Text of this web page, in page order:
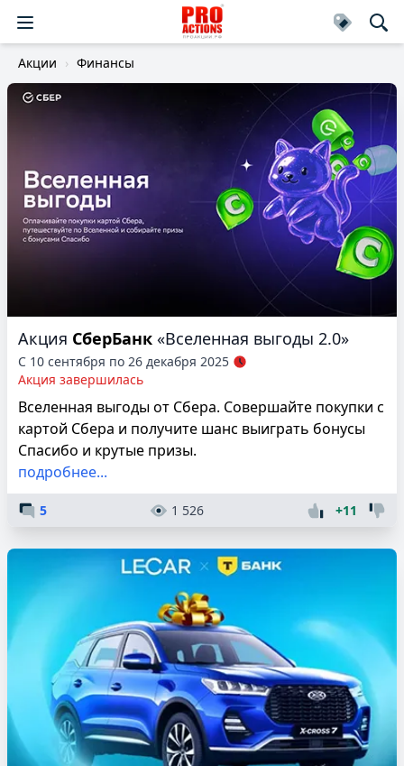
Акции Финансы
Акция СберБанк «Вселенная выгоды 2.0»
С 10 сентября по 26 декабря 2025
Акция завершилась
Вселенная выгоды от Сбера. Совершайте покупки с
картой Сбера и получите шанс выиграть бонусы
Спасибо и крутые призы.
подробнее...
5 1 526 +11